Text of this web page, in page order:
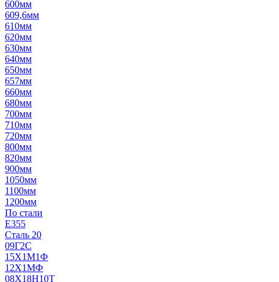
600мм
609,6мм
610мм
620мм
630мм
640мм
650мм
657мм
660мм
680мм
700мм
710мм
720мм
800мм
820мм
900мм
1050мм
1100мм
1200мм
По стали
E355
Сталь 20
09Г2С
15Х1М1Ф
12Х1МФ
08Х18Н10Т